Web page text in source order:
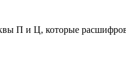
П и Ц, которые